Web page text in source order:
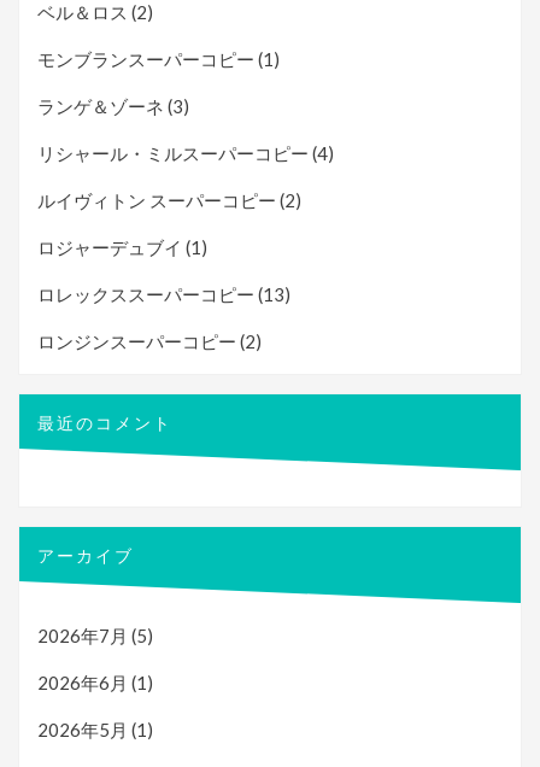
ベル＆ロス (2)
モンブランスーパーコピー (1)
ランゲ＆ゾーネ (3)
リシャール・ミルスーパーコピー (4)
ルイヴィトン スーパーコピー (2)
ロジャーデュブイ (1)
ロレックススーパーコピー (13)
ロンジンスーパーコピー (2)
最近のコメント
アーカイブ
2026年7月 (5)
2026年6月 (1)
2026年5月 (1)